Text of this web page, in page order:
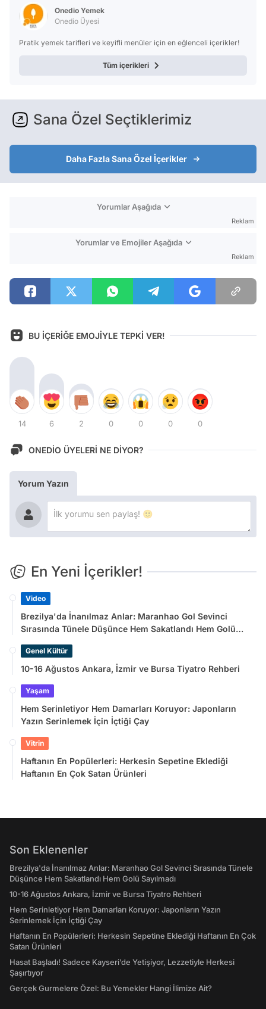
Onedio Yemek
Onedio Üyesi
Pratik yemek tarifleri ve keyifli menüler için en eğlenceli içerikler!
Tüm içerikleri
Sana Özel Seçtiklerimiz
Daha Fazla Sana Özel İçerikler
Yorumlar Aşağıda
Reklam
Yorumlar ve Emojiler Aşağıda
Reklam
BU İÇERİĞE EMOJİYLE TEPKİ VER!
14 6 2 0 0 0 0
ONEDİO ÜYELERİ NE DİYOR?
Yorum Yazın
En Yeni İçerikler!
Video
Brezilya'da İnanılmaz Anlar: Maranhao Gol Sevinci
Sırasında Tünele Düşünce Hem Sakatlandı Hem Golü
Genel Kültür
10-16 Ağustos Ankara, İzmir ve Bursa Tiyatro Rehberi
Yaşam
Hem Serinletiyor Hem Damarları Koruyor: Japonların
Yazın Serinlemek İçin İçtiği Çay
Vitrin
Haftanın En Popülerleri: Herkesin Sepetine Eklediği
Haftanın En Çok Satan Ürünleri
Son Eklenenler
Brezilya'da İnanılmaz Anlar: Maranhao Gol Sevinci Sırasında Tünele
Düşünce Hem Sakatlandı Hem Golü Sayılmadı
10-16 Ağustos Ankara, İzmir ve Bursa Tiyatro Rehberi
Hem Serinletiyor Hem Damarları Koruyor: Japonların Yazın
Serinlemek İçin İçtiği Çay
Haftanın En Popülerleri: Herkesin Sepetine Eklediği Haftanın En Çok
Satan Ürünleri
Hasat Başladı! Sadece Kayseri’de Yetişiyor, Lezzetiyle Herkesi
Şaşırtıyor
Gerçek Gurmelere Özel: Bu Yemekler Hangi İlimize Ait?